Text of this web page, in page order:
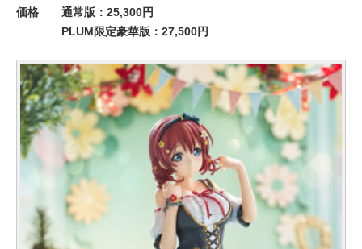
価格
通常版：25,300円
PLUM限定豪華版：27,500円